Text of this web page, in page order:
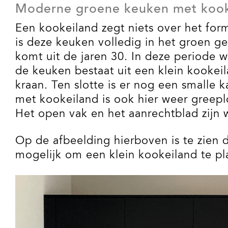
Moderne groene keuken met
Een kookeiland zegt niets over het
is deze keuken volledig in het groen
komt uit de jaren 30. In deze periode
de keuken bestaat uit een klein
kraan. Ten slotte is er nog een smalle
met kookeiland is ook hier weer
Het open vak en het aanrechtblad
Op de afbeelding hierboven is te zien
mogelijk om een klein kookeiland te